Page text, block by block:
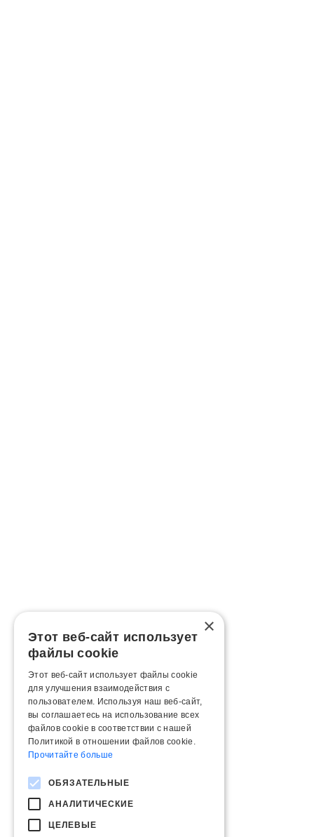
×
Этот веб-сайт использует
файлы cookie
Этот веб-сайт использует файлы cookie
для улучшения взаимодействия с
пользователем. Используя наш веб-сайт,
вы соглашаетесь на использование всех
файлов cookie в соответствии с нашей
Политикой в ​​отношении файлов cookie.
Прочитайте больше
ОБЯЗАТЕЛЬНЫЕ
АНАЛИТИЧЕСКИЕ
ЦЕЛЕВЫЕ